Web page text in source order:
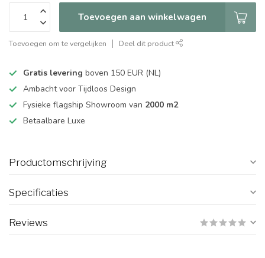
Toevoegen aan winkelwagen
Toevoegen om te vergelijken Deel dit product
Gratis levering boven 150 EUR (NL)
Ambacht voor Tijdloos Design
Fysieke flagship Showroom van 2000 m2
Betaalbare Luxe
Productomschrijving
Specificaties
Reviews